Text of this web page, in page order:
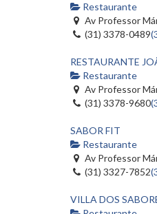
Restaurante
Av Professor
(31) 3378-0489
RESTAURANTE
Restaurante
Av Professor
(31) 3378-9680
SABOR FIT
Restaurante
Av Professor
(31) 3327-7852
VILLA DOS